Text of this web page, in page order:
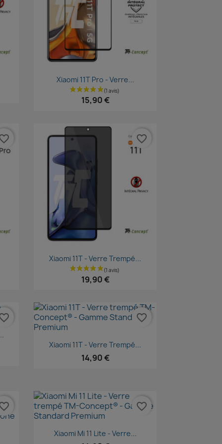
Aperçu rapide
Xiaomi 11T Pro - Verre...
15,90 €
Aperçu rapide
Xiaomi 11T - Verre Trempé...
19,90 €
favorite_border
Aperçu rapide
Xiaomi 11T - Verre Trempé...
14,90 €
favorite_border
Aperçu rapide
Xiaomi Mi 11 Lite - Verre...
favorite_border